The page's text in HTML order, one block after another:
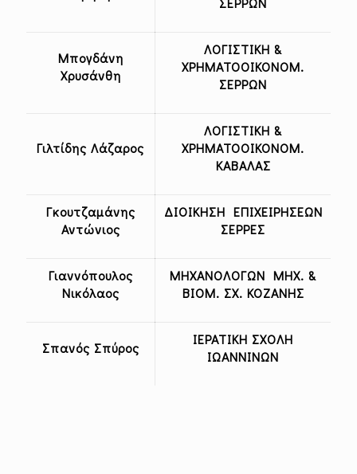
Μπογδάνη
Χρυσάνθη
ΛΟΓΙΣΤΙΚΗ &
ΧΡΗΜΑΤΟΟΙΚΟΝΟΜ.
ΣΕΡΡΩΝ
Γιλτίδης Λάζαρος
ΛΟΓΙΣΤΙΚΗ &
ΧΡΗΜΑΤΟΟΙΚΟΝΟΜ.
ΚΑΒΑΛΑΣ
Γκουτζαμάνης
Αντώνιος
ΔΙΟΙΚΗΣΗ ΕΠΙΧΕΙΡΗΣΕΩΝ
ΣΕΡΡΕΣ
Γιαννόπουλος
Νικόλαος
ΜΗΧΑΝΟΛΟΓΩΝ ΜΗΧ. &
ΒΙΟΜ. ΣΧ. ΚΟΖΑΝΗΣ
Σπανός Σπύρος
ΙΕΡΑΤΙΚΗ ΣΧΟΛΗ
ΙΩΑΝΝΙΝΩΝ